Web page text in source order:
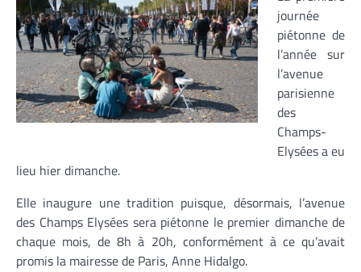
journée
piétonne de
l’année sur
l’avenue
parisienne
des
Champs-
Elysées a eu
lieu hier dimanche.
Elle inaugure une tradition puisque, désormais, l’avenue
des Champs Elysées sera piétonne le premier dimanche de
chaque mois, de 8h à 20h, conformément à ce qu’avait
promis la mairesse de Paris, Anne Hidalgo.